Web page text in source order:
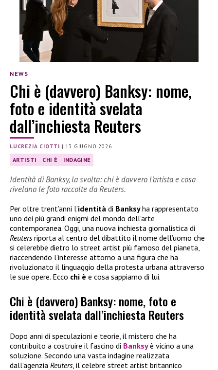
NEWS
Chi è (davvero) Banksy: nome,
foto e identità svelata
dall’inchiesta Reuters
LUCREZIA CIOTTI | 13 GIUGNO 2026
ARTISTI CHI È INDAGINE
Identità di Banksy, la svolta: chi è davvero l’artista e cosa
rivelano le foto raccolte da Reuters.
Per oltre trent’anni l’identità di Banksyha rappresentato
uno dei più grandi enigmi del mondo dell’arte
contemporanea. Oggi, una nuova inchiesta giornalistica di
Reutersriporta al centro del dibattito il nome dell’uomo che
si celerebbe dietro lo street artist più famoso del pianeta,
riaccendendo l’interesse attorno a una figura che ha
rivoluzionato il linguaggio della protesta urbana attraverso
le sue opere. Ecco chi è e cosa sappiamo di lui.
Chi è (davvero) Banksy: nome, foto e
identità svelata dall’inchiesta Reuters
Dopo anni di speculazioni e teorie, il mistero che ha
contribuito a costruire il fascino di Banksyè vicino a una
soluzione. Secondo una vasta indagine realizzata
dall’agenzia Reuters, il celebre street artist britannico